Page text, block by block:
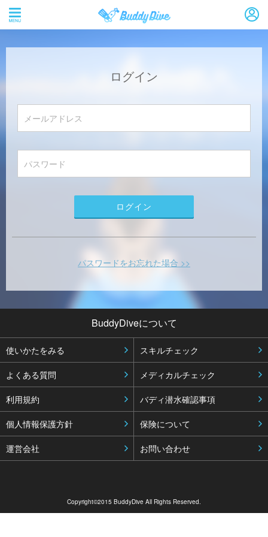
ログイン
パスワードをお忘れた場合 >>
BuddyDiveについて
使いかたをみる スキルチェック
よくある質問 メディカルチェック
利用規約 バディ潜水確認事項
個人情報保護方針 保険について
運営会社 お問い合わせ
Copyright©2015 BuddyDive All Rights Reserved.